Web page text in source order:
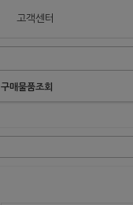
고객센터
구매물품조회